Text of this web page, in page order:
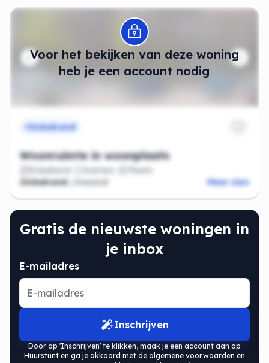
Voor het bekijken van deze woning
heb je een account nodig
Modal openen
Onbekend
Woonruimte in woonplaats
Onbekend Kamers
Plaats
Onbekend
/maand Meer zien
Gratis de nieuwste woningen in
je inbox
E-mailadres
Inschrijven
Door op 'Inschrijven' te klikken, maak je een account aan op
Huurstunt en ga je akkoord met de algemene voorwaarden en